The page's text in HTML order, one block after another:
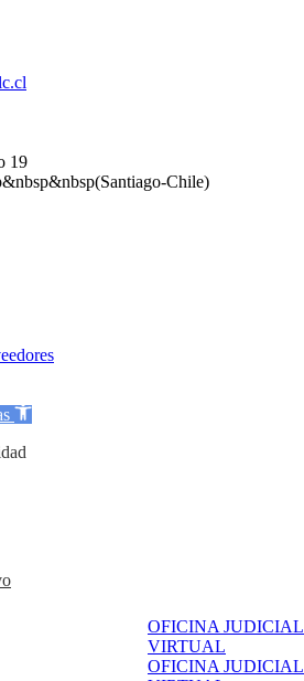
OFICINA JUDICIAL
VIRTUAL
OFICINA JUDICIAL
19
Chile)